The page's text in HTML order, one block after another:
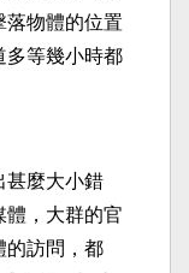
落物體的位置
多等幾小時都
甚麼大小錯
體，大群的官
的訪問，都